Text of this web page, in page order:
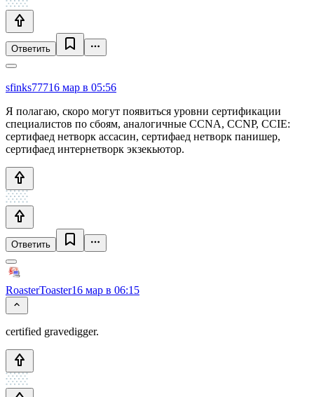
Ответить
sfinks77716 мар в 05:56
Я полагаю, скоро могут появиться уровни сертификации
специалистов по сбоям, аналогичные CCNA, CCNP, CCIE:
сертифаед нетворк ассасин, сертифаед нетворк панишер,
сертифаед интернетворк экзекьютор.
Ответить
RoasterToaster16 мар в 06:15
certified gravedigger.